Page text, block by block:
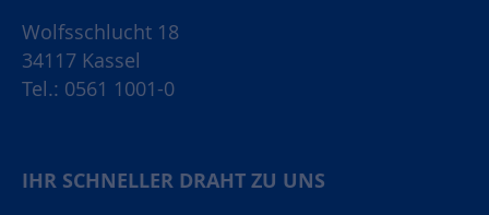
Wolfsschlucht 18
34117 Kassel
Tel.: 0561 1001-0
IHR SCHNELLER DRAHT ZU UNS